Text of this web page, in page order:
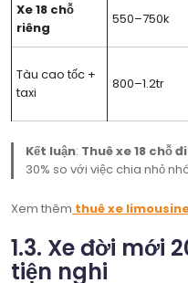
Xe 18 chỗ
riêng
550–750k
Tàu cao tốc +
taxi
800–1.2tr
Kết luận: Thuê xe 18 chỗ
30% so với việc chia nhỏ
Xem thêm thuê xe
1.3. Xe đời mới
tiện nghi